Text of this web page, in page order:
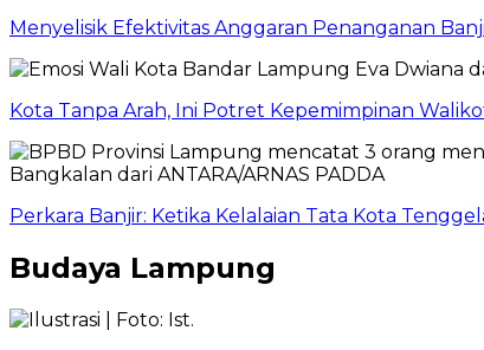
Menyelisik Efektivitas Anggaran Penanganan
Kota Tanpa Arah, Ini Potret Kepemimpinan
Perkara Banjir: Ketika Kelalaian Tata Kota
Budaya Lampung